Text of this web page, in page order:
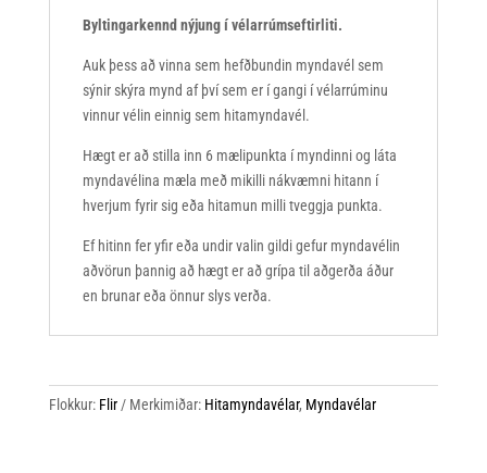
Byltingarkennd nýjung í vélarrúmseftirliti.
Auk þess að vinna sem hefðbundin myndavél sem
sýnir skýra mynd af því sem er í gangi í vélarrúminu
vinnur vélin einnig sem hitamyndavél.
Hægt er að stilla inn 6 mælipunkta í myndinni og láta
myndavélina mæla með mikilli nákvæmni hitann í
hverjum fyrir sig eða hitamun milli tveggja punkta.
Ef hitinn fer yfir eða undir valin gildi gefur myndavélin
aðvörun þannig að hægt er að grípa til aðgerða áður
en brunar eða önnur slys verða.
Flokkur: Flir Merkimiðar: Hitamyndavélar, Myndavélar